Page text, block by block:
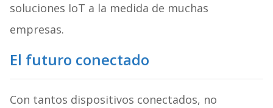
soluciones IoT a la medida de muchas
empresas.
El futuro conectado
Con tantos dispositivos conectados, no